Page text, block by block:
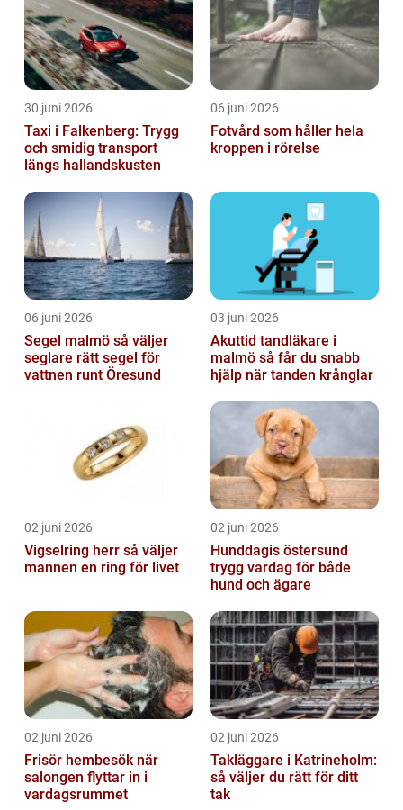
30 juni 2026
Taxi i Falkenberg: Trygg
och smidig transport
längs hallandskusten
06 juni 2026
Fotvård som håller hela
kroppen i rörelse
06 juni 2026
Segel malmö så väljer
seglare rätt segel för
vattnen runt Öresund
03 juni 2026
Akuttid tandläkare i
malmö så får du snabb
hjälp när tanden krånglar
02 juni 2026
Vigselring herr så väljer
mannen en ring för livet
02 juni 2026
Hunddagis östersund
trygg vardag för både
hund och ägare
02 juni 2026
Frisör hembesök när
salongen flyttar in i
vardagsrummet
02 juni 2026
Takläggare i Katrineholm:
så väljer du rätt för ditt
tak